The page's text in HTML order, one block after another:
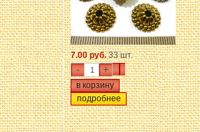
7.00 руб.33 шт.
- +
подробнее